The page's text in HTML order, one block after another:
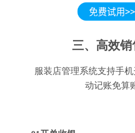
三、高效销
服装店管理系统支持手
动记账免算